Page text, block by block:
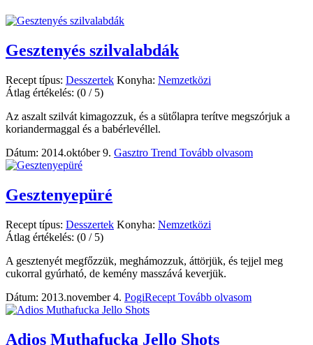
Gesztenyés szilvalabdák
Recept típus: Desszertek Konyha: Nemzetközi
Átlag értékelés: (0 / 5)
Az aszalt szilvát kimagozzuk, és a sütőlapra terítve megszórjuk a
koriandermaggal és a babérlevéllel.
Dátum: 2014.október 9. Gasztro Trend Tovább olvasom
Gesztenyepüré
Recept típus: Desszertek Konyha: Nemzetközi
Átlag értékelés: (0 / 5)
A gesztenyét megfőzzük, meghámozzuk, áttörjük, és tejjel meg
cukorral gyúrható, de kemény masszává keverjük.
Dátum: 2013.november 4. PogiRecept Tovább olvasom
Adios Muthafucka Jello Shots